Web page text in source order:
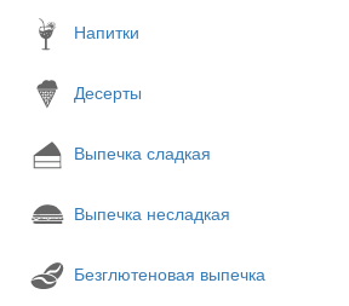
Напитки
Десерты
Выпечка сладкая
Выпечка несладкая
Безглютеновая выпечка